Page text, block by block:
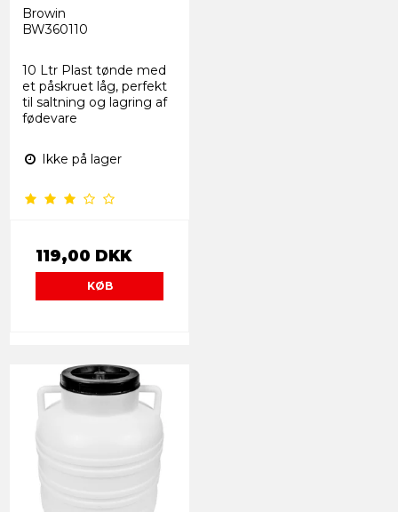
Browin
BW360110
10 Ltr Plast tønde med
et påskruet låg, perfekt
til saltning og lagring af
fødevare
Ikke på lager
119,00 DKK
KØB